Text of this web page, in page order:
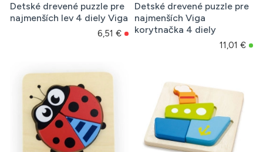
Detské drevené puzzle pre
najmenších lev 4 diely Viga
6,51 €
Detské drevené puzzle pre
najmenších Viga
korytnačka 4 diely
11,01 €